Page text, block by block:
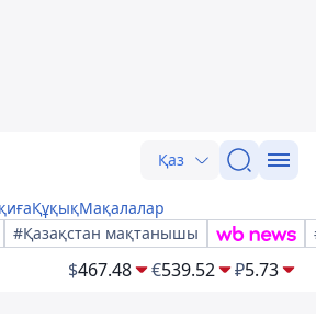
Қаз
ҚұқықМақалалар
#Қазақстан мақтанышы
$467.48 €539.52 ₽5.73